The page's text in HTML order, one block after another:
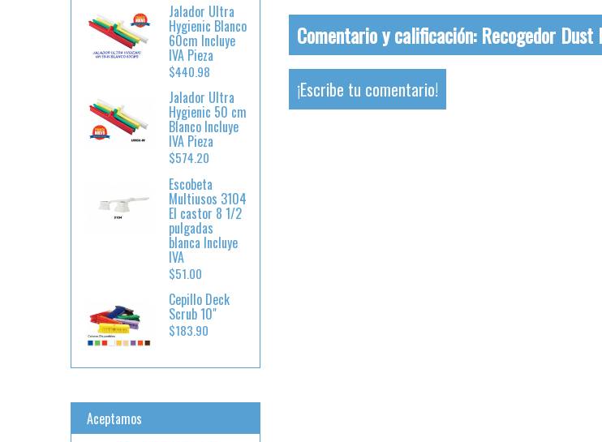
Jalador Ultra
Hygienic Blanco
60cm Incluye
IVA Pieza
$440.98
Jalador Ultra
Hygienic 50 cm
Blanco Incluye
IVA Pieza
$574.20
Escobeta
Multiusos 3104
El castor 8 1/2
pulgadas
blanca Incluye
IVA
$51.00
Cepillo Deck
Scrub 10"
$183.90
Aceptamos
Comentario y calificación:Recogedor
¡Escribe tu comentario!